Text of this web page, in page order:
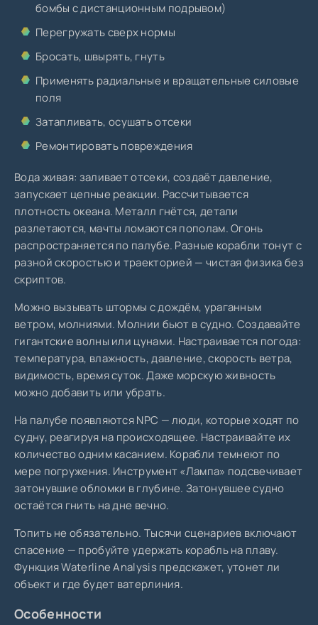
бомбы с дистанционным подрывом)
Перегружать сверх нормы
Бросать, швырять, гнуть
Применять радиальные и вращательные силовые
поля
Затапливать, осушать отсеки
Ремонтировать повреждения
Вода живая: заливает отсеки, создаёт давление,
запускает цепные реакции. Рассчитывается
плотность океана. Металл гнётся, детали
разлетаются, мачты ломаются пополам. Огонь
распространяется по палубе. Разные корабли тонут с
разной скоростью и траекторией — чистая физика без
скриптов.
Можно вызывать штормы с дождём, ураганным
ветром, молниями. Молнии бьют в судно. Создавайте
гигантские волны или цунами. Настраивается погода:
температура, влажность, давление, скорость ветра,
видимость, время суток. Даже морскую живность
можно добавить или убрать.
На палубе появляются NPC — люди, которые ходят по
судну, реагируя на происходящее. Настраивайте их
количество одним касанием. Корабли темнеют по
мере погружения. Инструмент «Лампа» подсвечивает
затонувшие обломки в глубине. Затонувшее судно
остаётся гнить на дне вечно.
Топить не обязательно. Тысячи сценариев включают
спасение — пробуйте удержать корабль на плаву.
Функция Waterline Analysis предскажет, утонет ли
объект и где будет ватерлиния.
Особенности